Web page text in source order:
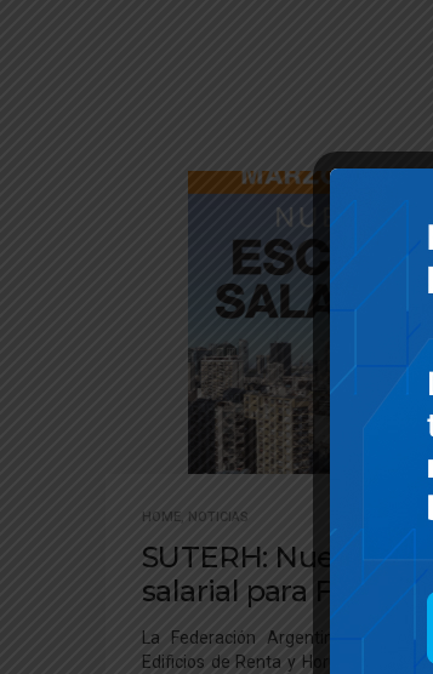
HOME NOTICIAS
SUTERH: Nueva
salarial para
La Federación Argentina de
Edificios de Renta y Horizontal